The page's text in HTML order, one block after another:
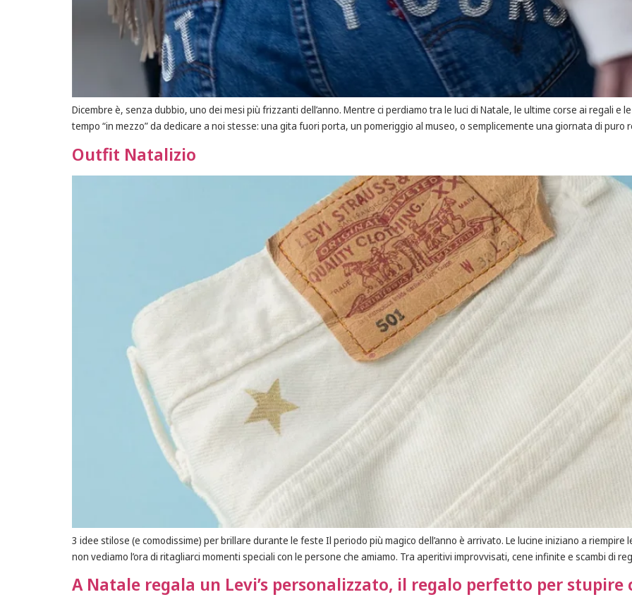
Dicembre è, senza dubbio, uno dei mesi più frizzanti dell’anno. Mentre ci perdiamo tra le luci di Natale, le ultime corse ai regali
tempo “in mezzo” da dedicare a noi stesse: una gita fuori porta, un pomeriggio al museo, o semplicemente una giornata di puro
Outfit Natalizio
3 idee stilose (e comodissime) per brillare durante le feste Il periodo più magico dell’anno è arrivato. Le lucine iniziano a
non vediamo l’ora di ritagliarci momenti speciali con le persone che amiamo. Tra aperitivi improvvisati, cene infinite e scambi di
A Natale regala un Levi’s personalizzato, il regalo perfetto per stupire